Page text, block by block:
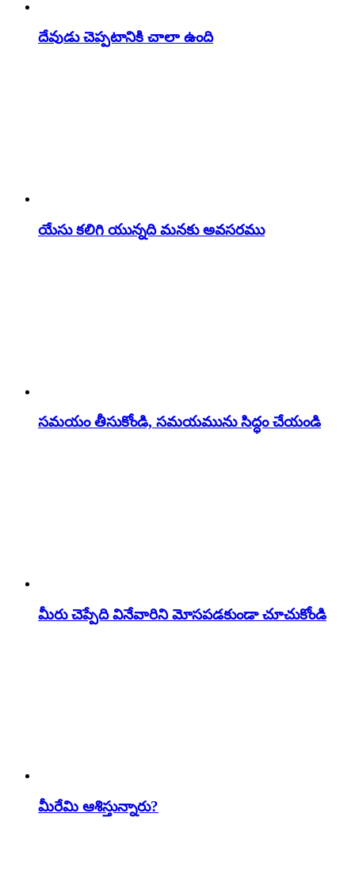
దేవుడు చెప్పటానికి చాలా ఉంది
యేసు కలిగి యున్నది మనకు అవసరము
సమయం తీసుకోండి, సమయమును సిద్ధం చేయండి
మీరు చెప్పేది వినేవారిని మోసపడకుండా చూచుకోండి
మీరేమి ఆశిస్తున్నారు?